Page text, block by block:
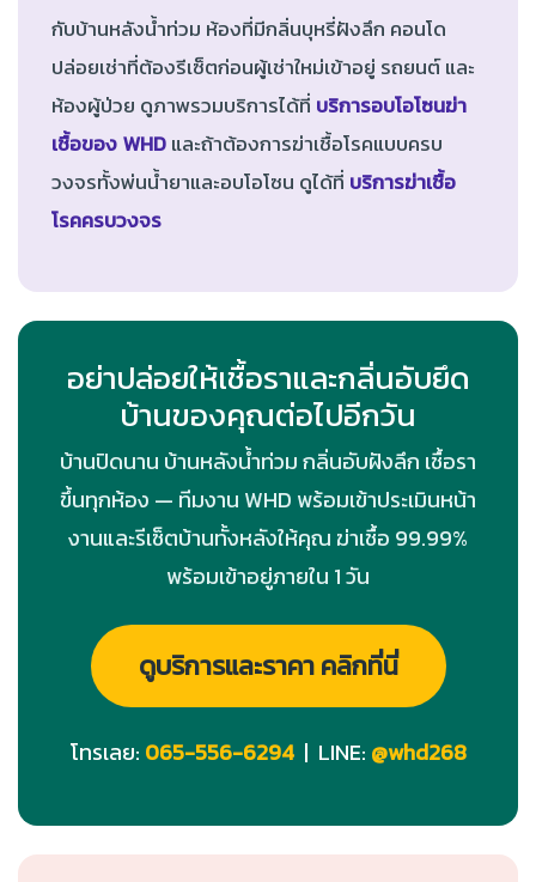
กับบ้านหลังน้ำท่วม ห้องที่มีกลิ่นบุหรี่ฝังลึก คอนโด
ปล่อยเช่าที่ต้องรีเซ็ตก่อนผู้เช่าใหม่เข้าอยู่ รถยนต์ และ
ห้องผู้ป่วย ดูภาพรวมบริการได้ที่ บริการอบโอโซนฆ่า
เชื้อของ WHDและถ้าต้องการฆ่าเชื้อโรคแบบครบ
วงจรทั้งพ่นน้ำยาและอบโอโซน ดูได้ที่ บริการฆ่าเชื้อ
โรคครบวงจร
อย่าปล่อยให้เชื้อราและกลิ่นอับยึด
บ้านของคุณต่อไปอีกวัน
บ้านปิดนาน บ้านหลังน้ำท่วม กลิ่นอับฝังลึก เชื้อรา
ขึ้นทุกห้อง — ทีมงาน WHD พร้อมเข้าประเมินหน้า
งานและรีเซ็ตบ้านทั้งหลังให้คุณ ฆ่าเชื้อ 99.99%
พร้อมเข้าอยู่ภายใน 1 วัน
ดูบริการและราคา คลิกที่นี่
โทรเลย: 065-556-6294| LINE: @whd268